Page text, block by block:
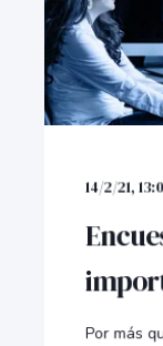
14/2/21,
Por más